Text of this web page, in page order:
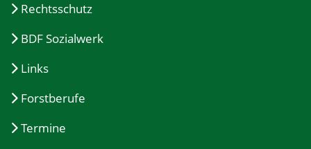
Rechtsschutz
BDF Sozialwerk
Links
Forstberufe
Termine